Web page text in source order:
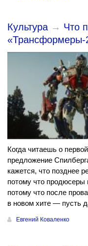
Культура → Что
«Трансформеры-
Когда читаешь о
предложение
кажется, что позднее
потому что продюсеры
потому что после
в новом хите — пусть
Евгений Коваленко